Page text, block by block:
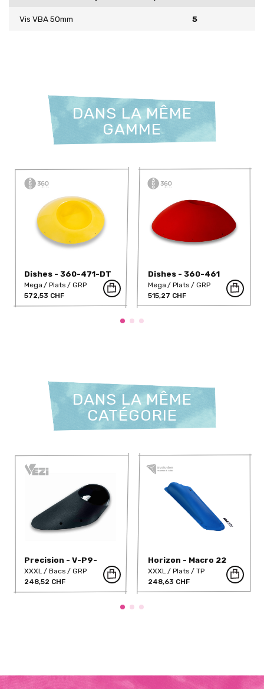
Vis VBA 50mm 5
DANS LA MÊME
GAMME
Dishes - 360-471-DT
Mega Plats
GRP
572,53 CHF
Dishes - 360-461
Mega Plats
GRP
515,27 CHF
DANS LA MÊME
CATÉGORIE
Precision - V-P9-
GRP-DT
XXXL Bacs
GRP
248,52 CHF
Horizon - Macro 22
(Full)
XXXL Plats
TP
248,63 CHF